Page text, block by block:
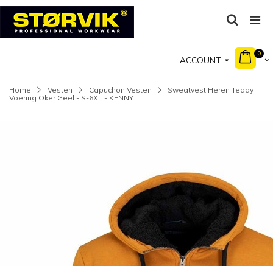
ACCOUNT
0
Home Vesten Capuchon Vesten
Sweatvest Heren Teddy
Voering Oker Geel - S-6XL - KENNY